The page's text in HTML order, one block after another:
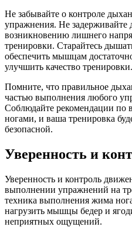
Не забывайте о контроле
упражнения. Не задерживайте
возникновению лишнего
тренировки. Старайтесь
обеспечить мышцам
улучшить качество тренировки.
Помните, что правильное
частью выполнения любого
Соблюдайте рекомендации по
ногами, и ваша тренировка
безопасной.
Уверенность и
Уверенность и контроль
выполнении упражнений на
техника выполнения жима
нагрузить мышцы бедер и
неприятных ощущений.